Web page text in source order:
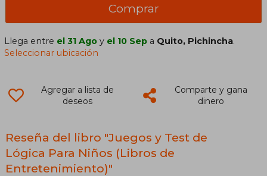
Comprar
Llega entre el 31 Ago y el 10 Sep a Quito, Pichincha.
Seleccionar ubicación
Agregar a lista de
deseos
Comparte y gana
dinero
Reseña del libro "Juegos y Test de
Lógica Para Niños (Libros de
Entretenimiento)"